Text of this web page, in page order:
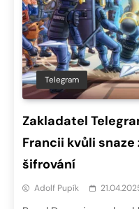
Telegram
Zakladatel
Francii kvůli
šifrování
Adolf Pupík